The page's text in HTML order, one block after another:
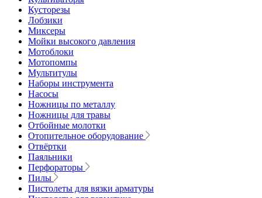
Кусторезы
Лобзики
Миксеры
Мойки высокого давления
Мотоблоки
Мотопомпы
Мультитулы
Наборы инструмента
Насосы
Ножницы по металлу
Ножницы для травы
Отбойные молотки
Отопительное оборудование
Отвёртки
Паяльники
Перфораторы
Пилы
Пистолеты для вязки арматуры